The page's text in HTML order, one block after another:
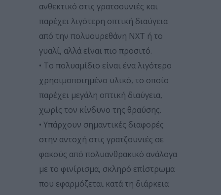
ανθεκτικό στις γρατσουνιές και
παρέχει λιγότερη οπτική διαύγεια
από την πολυουρεθάνη NXT ή το
γυαλί, αλλά είναι πιο προσιτό.
• Το πολυαμίδιο είναι ένα λιγότερο
χρησιμοποιημένο υλικό, το οποίο
παρέχει μεγάλη οπτική διαύγεια,
χωρίς τον κίνδυνο της θραύσης.
• Υπάρχουν σημαντικές διαφορές
στην αντοχή στις γρατζουνιές σε
φακούς από πολυανθρακικό ανάλογα
με το φινίρισμα, σκληρό επίστρωμα
που εφαρμόζεται κατά τη διάρκεια